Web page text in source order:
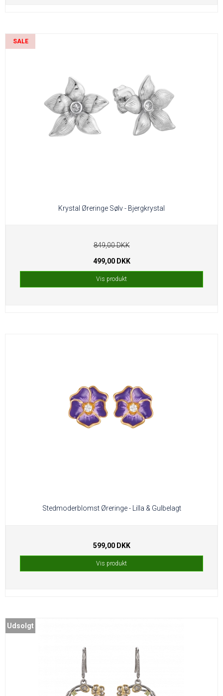
SALE
Krystal Øreringe Sølv - Bjergkrystal
849,00 DKK
499,00 DKK
Vis produkt
Stedmoderblomst Øreringe - Lilla & Gulbelagt
599,00 DKK
Vis produkt
Udsolgt